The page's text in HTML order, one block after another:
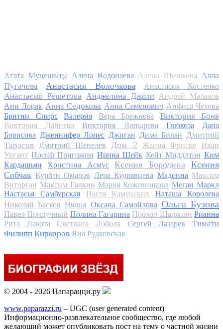
Агата Муцениеце Алена Водонаева Алена Шишкова Алла
Пугачева
Анастасия Волочкова Анастасия Костенко
Анастасия Решетова Анджелина Джоли
Андрей Малахов
Ани Лорак Анна Седокова Анна Семенович Анфиса Чехова
Бритни Спирс
Валерия Вера Брежнева Виктория Боня
Виктория Дайнеко Виктория Лопырева Глюкоза
Дана
Борисова Дженнифер Лопес Джиган Дима Билан Дмитрий
Тарасов
Дмитрий Шепелев Дом 2 Жанна Фриске
Иван
Ургант Иосиф Пригожин Ирина Шейк Кейт Миддлтон Ким
Кардашьян
Кристина Асмус Ксения Бородина
Ксения
Собчак Курбан Омаров Лера Кудрявцева Мадонна Максим
Виторган Максим Галкин Мария Кожевникова Меган Маркл
Настасья Самбурская
Настя Каменских
Наташа Королева
Николай Басков Нюша Оксана Самойлова Ольга Бузова
Павел Прилучный Полина Гагарина Прохор Шаляпин Рианна
Рита Дакота
Светлана Лобода Сергей Лазарев
Тимати
Филипп Киркоров Яна Рудковская
© 2004 - 2026 Папарацци.ру
www.paparazzi.ru – UGC (user generated content)
Информационно-развлекательное сообщество, где любой
желающий может опубликовать пост на тему о частной жизни